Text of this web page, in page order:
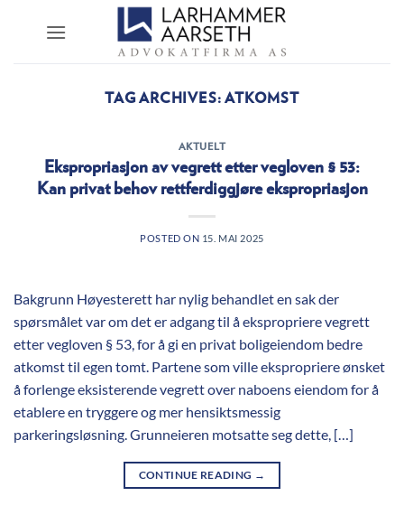
TAG ARCHIVES:ATKOMST
AKTUELT
Ekspropriasjon av vegrett etter vegloven § 53:
Kan privat behov rettferdiggjøre ekspropriasjon
POSTED ON 15. MAI 2025
Bakgrunn Høyesterett har nylig behandlet en sak der
spørsmålet var om det er adgang til å ekspropriere vegrett
etter vegloven § 53, for å gi en privat boligeiendom bedre
atkomst til egen tomt. Partene som ville ekspropriere ønsket
å forlenge eksisterende vegrett over naboens eiendom for å
etablere en tryggere og mer hensiktsmessig
parkeringsløsning. Grunneieren motsatte seg dette, […]
CONTINUE READING →